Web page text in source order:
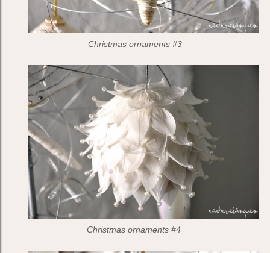
Christmas ornaments #3
Christmas ornaments #4